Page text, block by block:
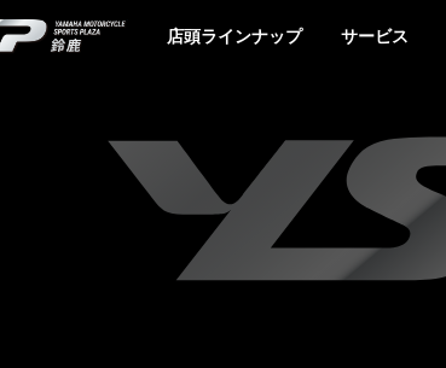
YSP鈴鹿店頭ラインナップ サービス